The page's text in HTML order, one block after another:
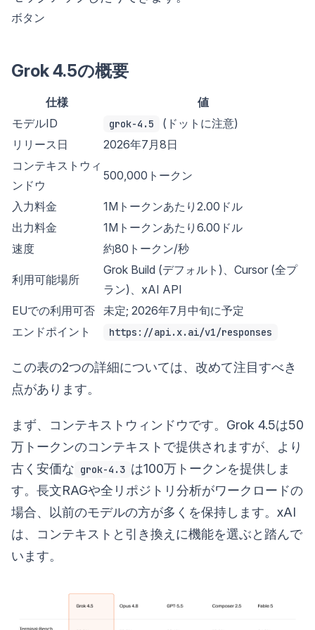
ボタン
Grok 4.5の概要
仕様
値
モデルID
grok-4.5
(ドットに注意)
リリース日
2026年7月8日
コンテキストウィ
ンドウ
500,000トークン
入力料金
1Mトークンあたり2.00ドル
出力料金
1Mトークンあたり6.00ドル
速度
約80トークン/秒
利用可能場所
Grok Build (デフォルト)、Cursor (全プ
ラン)、xAI API
EUでの利用可否
未定; 2026年7月中旬に予定
エンドポイント
https://api.x.ai/v1/responses
この表の2つの詳細については、改めて注目すべき
点があります。
まず、コンテキストウィンドウです。Grok 4.5は50
万トークンのコンテキストで提供されますが、より
古く安価な grok-4.3 は100万トークンを提供しま
す。長文RAGや全リポジトリ分析がワークロードの
場合、以前のモデルの方が多くを保持します。xAI
は、コンテキストと引き換えに機能を選ぶと踏んで
います。